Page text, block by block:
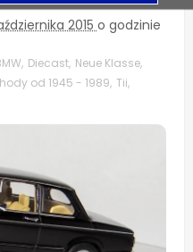
2015 o godzinie
, Diecast, Neue Klasse,
od 1945 - 1989, Tii,